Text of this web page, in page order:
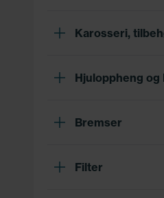
Karosseri,
Hjuloppheng og
Bremser
Filter